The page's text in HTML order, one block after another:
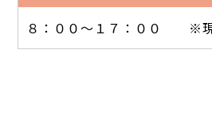
８：００～１７：００ ※現